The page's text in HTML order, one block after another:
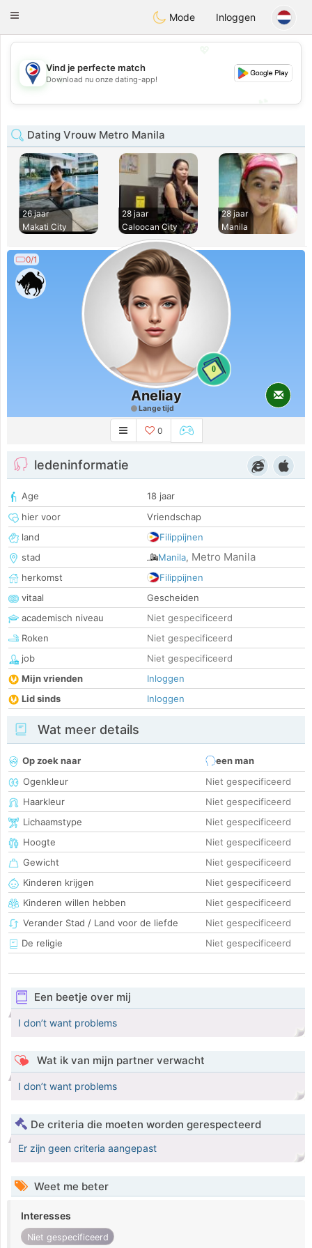
PhilippinesChat
Toggle
Mode Inloggen
💖
💕
Vind je perfecte match
Download nu onze dating-app!
Dating Vrouw Metro Manila
26 jaar
Makati City
28 jaar
Caloocan City
28 jaar
Manila
0/1
0
Aneliay
Lange tijd
0
ledeninformatie
Age
18 jaar
hier voor
Vriendschap
land
Filippijnen
stad
Manila, Metro Manila
herkomst
Filippijnen
vitaal
Gescheiden
academisch niveau
Niet gespecificeerd
Roken
Niet gespecificeerd
job
Niet gespecificeerd
Mijn vrienden
Inloggen
Lid sinds
Inloggen
Wat meer details
Op zoek naar
een man
Ogenkleur
Niet gespecificeerd
Haarkleur
Niet gespecificeerd
Lichaamstype
Niet gespecificeerd
Hoogte
Niet gespecificeerd
Gewicht
Niet gespecificeerd
Kinderen krijgen
Niet gespecificeerd
Kinderen willen hebben
Niet gespecificeerd
Verander Stad / Land voor de liefde
Niet gespecificeerd
De religie
Niet gespecificeerd
Een beetje over mij
I don’t want problems
Wat ik van mijn partner verwacht
I don’t want problems
De criteria die moeten worden gerespecteerd
Er zijn geen criteria aangepast
Weet me beter
Interesses
Niet gespecificeerd